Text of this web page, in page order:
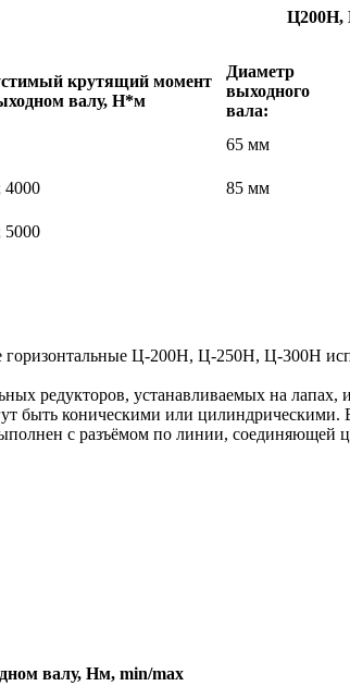
Ц200Н,
крутящий момент
валу, Н*м
Диаметр
выходного
вала:
65 мм
4000 85 мм
5000
Ц-200Н, Ц-250Н, Ц-300Н
редукторов, устанавливаемых на
быть коническими или
с разъёмом по линии, соединяющей
валу, Нм, min/max